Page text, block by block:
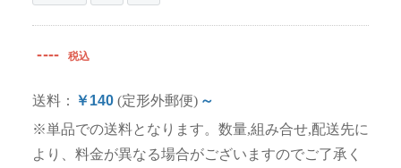
---- 税込
送料： ￥140 (定形外郵便) ～
※単品での送料となります。数量,組み合せ,配送先に
より、料金が異なる場合がございますのでご了承く